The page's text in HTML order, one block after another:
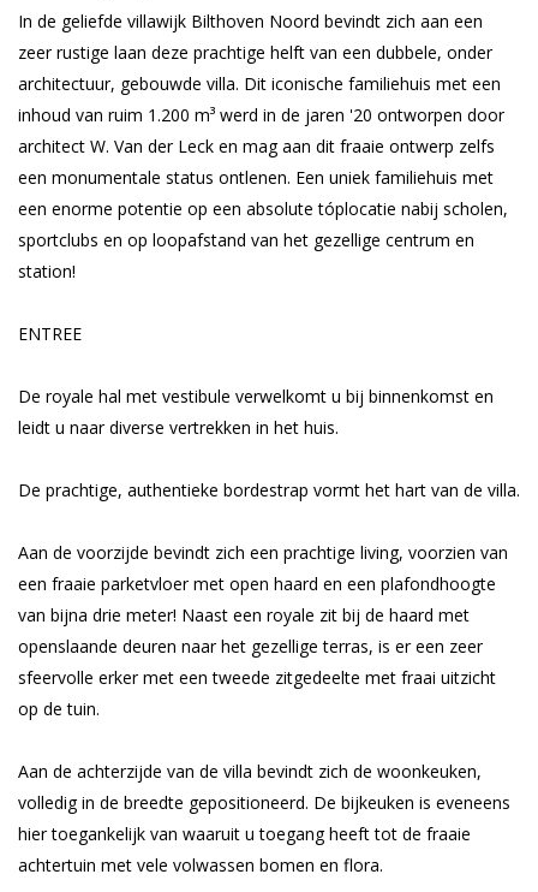
In de geliefde villawijk Bilthoven Noord bevindt zich aan een
zeer rustige laan deze prachtige helft van een dubbele, onder
architectuur, gebouwde villa. Dit iconische familiehuis met een
inhoud van ruim 1.200 m³ werd in de jaren '20 ontworpen door
architect W. Van der Leck en mag aan dit fraaie ontwerp zelfs
een monumentale status ontlenen. Een uniek familiehuis met
een enorme potentie op een absolute tóplocatie nabij scholen,
sportclubs en op loopafstand van het gezellige centrum en
station!
ENTREE
De royale hal met vestibule verwelkomt u bij binnenkomst en
leidt u naar diverse vertrekken in het huis.
De prachtige, authentieke bordestrap vormt het hart van de villa.
Aan de voorzijde bevindt zich een prachtige living, voorzien van
een fraaie parketvloer met open haard en een plafondhoogte
van bijna drie meter! Naast een royale zit bij de haard met
openslaande deuren naar het gezellige terras, is er een zeer
sfeervolle erker met een tweede zitgedeelte met fraai uitzicht
op de tuin.
Aan de achterzijde van de villa bevindt zich de woonkeuken,
volledig in de breedte gepositioneerd. De bijkeuken is eveneens
hier toegankelijk van waaruit u toegang heeft tot de fraaie
achtertuin met vele volwassen bomen en flora.